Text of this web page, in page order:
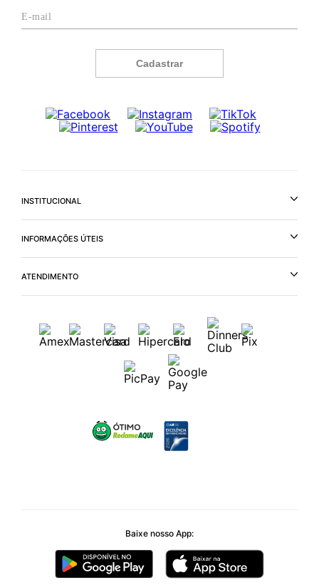
Cadastrar
INSTITUCIONAL
INFORMAÇÕES ÚTEIS
ATENDIMENTO
Baixe nosso App: